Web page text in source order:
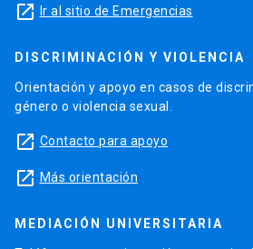
launch Ir al sitio de Emergencias
DISCRIMINACIÓN Y VIOLENCIA
Orientación y apoyo en casos de
género o violencia sexual.
launch Contacto para apoyo
launch Más orientación
MEDIACIÓN UNIVERSITARIA